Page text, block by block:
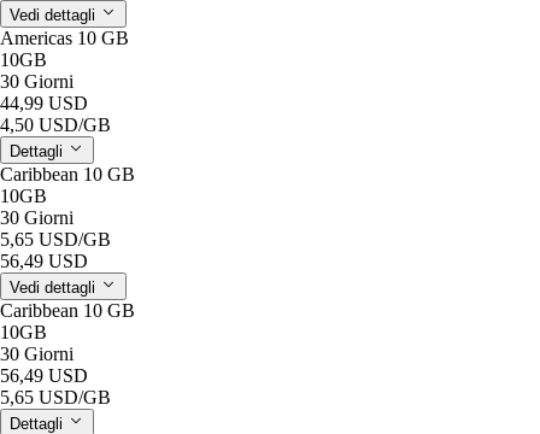
Vedi dettagli
Americas 10 GB
10GB
30 Giorni
44,99 USD
4,50 USD/GB
Dettagli
Caribbean 10 GB
10GB
30 Giorni
5,65 USD/GB
56,49 USD
Vedi dettagli
Caribbean 10 GB
10GB
30 Giorni
56,49 USD
5,65 USD/GB
Dettagli